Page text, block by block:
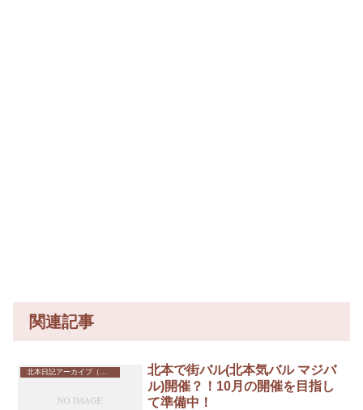
関連記事
北本で街バル(北本気バル マジバ
ル)開催？！10月の開催を目指し
て準備中！